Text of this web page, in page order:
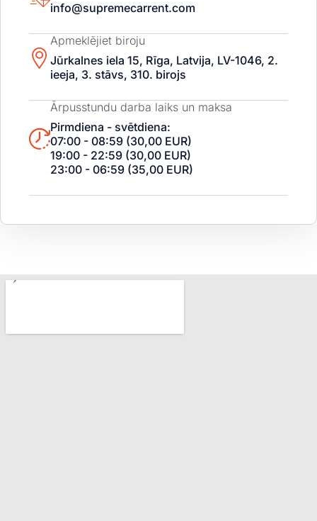
info@supremecarrent.com
Apmeklējiet biroju
Jūrkalnes iela 15, Rīga, Latvija, LV-1046, 2.
ieeja, 3. stāvs, 310. birojs
Ārpusstundu darba laiks un maksa
Pirmdiena - svētdiena:
07:00 - 08:59 (30,00 EUR)
19:00 - 22:59 (30,00 EUR)
23:00 - 06:59 (35,00 EUR)